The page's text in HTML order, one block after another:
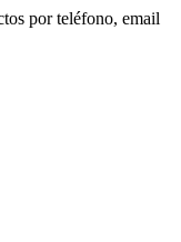
por teléfono, email